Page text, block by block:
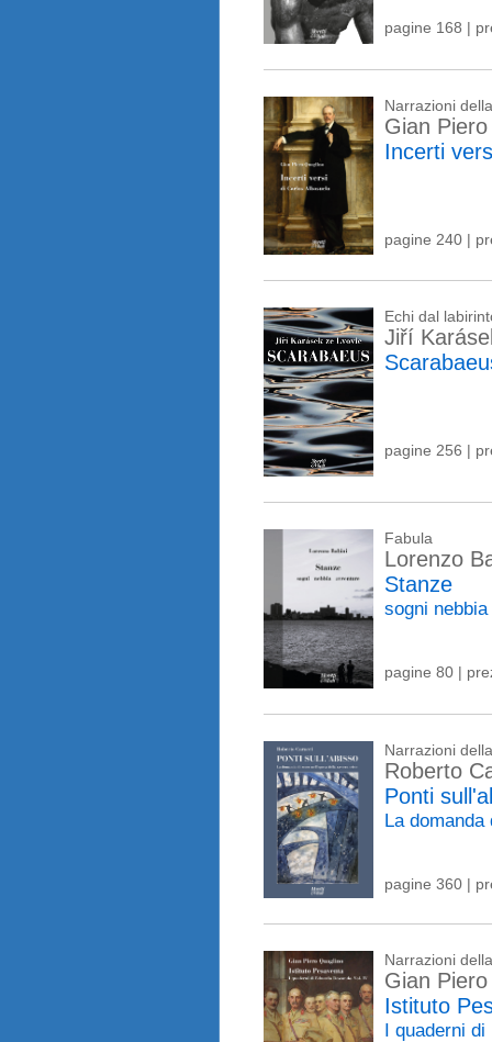
pagine 168 |
Narrazioni
Gian
Incerti
pagine 240 |
Echi dal
Jiří
pagine 256 |
Fabula
Lorenzo
Stanze
sogni
pagine 80 |
Narrazioni
Roberto
Ponti
La
pagine 360 |
Narrazioni
Gian
Istituto
I quaderni